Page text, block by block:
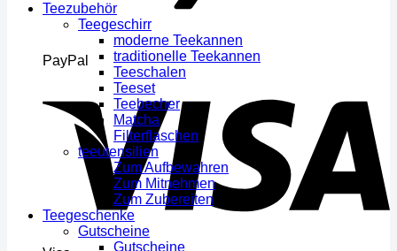
PayPal
Teezubehör
Teegeschirr
moderne Teekannen
traditionelle Teekannen
Teeschalen
Teeset
Teebecher
Matcha
Filterflaschen
teeutensilien
Zum Aufbewahren
Zum Mitnehmen
Zum Zubereiten
Teegeschenke
Gutscheine
Gutscheine